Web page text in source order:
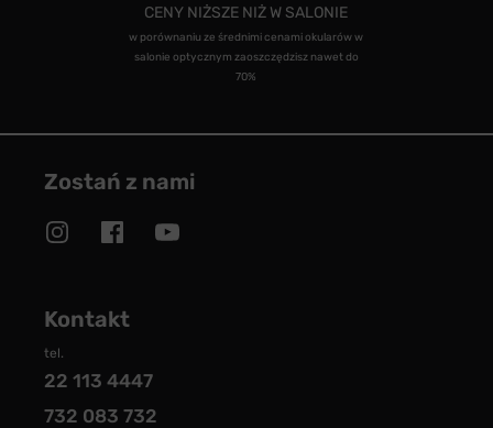
CENY NIŻSZE NIŻ W SALONIE
w porównaniu ze średnimi cenami okularów w
salonie optycznym zaoszczędzisz nawet do
70%
Zostań z nami
Kontakt
tel.
22 113 4447
732 083 732